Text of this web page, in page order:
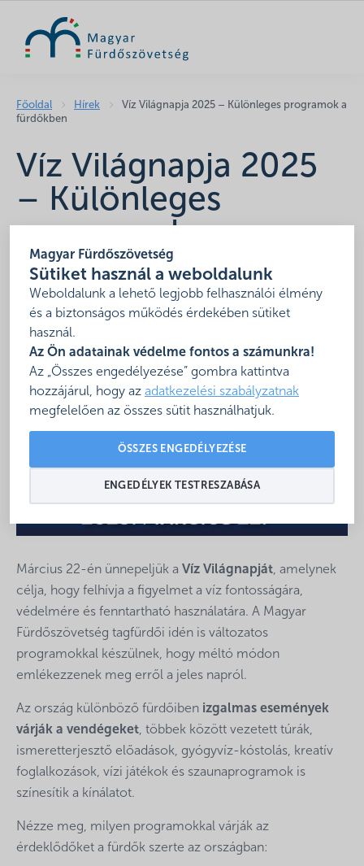
Magyar Fürdőszövetség
Sütiket használ a weboldalunk
Weboldalunk a lehető legjobb felhasználói élmény
és a biztonságos működés érdekében sütiket
használ.
Az Ön adatainak védelme fontos a számunkra!
Az „Összes engedélyezése” gombra kattintva
hozzájárul, hogy az adatkezelési szabályzatnak
megfelelően az összes sütit használhatjuk.
ÖSSZES ENGEDÉLYEZÉSE
ENGEDÉLYEK TESTRESZABÁSA
Főoldal Hírek
Víz Világnapja 2025 – Különleges programok a
fürdőkben
Víz Világnapja 2025
– Különleges
programok a
fürdőkben
2025. március 19.
Március 22-én ünnepeljük a Víz Világnapját, amelynek
célja, hogy felhívja a figyelmet a víz fontosságára,
védelmére és fenntartható használatára. A Magyar
Fürdőszövetség tagfürdői idén is változatos
programokkal készülnek, hogy méltó módon
emlékezzenek meg erről a jeles napról.
Az ország különböző fürdőiben izgalmas események
várják a vendégeket, többek között vezetett túrák,
ismeretterjesztő előadások, gyógyvíz-kóstolás, kreatív
foglalkozások, vízi játékok és szaunaprogramok is
színesítik a kínálatot.
Nézze meg, milyen programokkal várják az
érdeklődőket a fürdők szerte az országban: